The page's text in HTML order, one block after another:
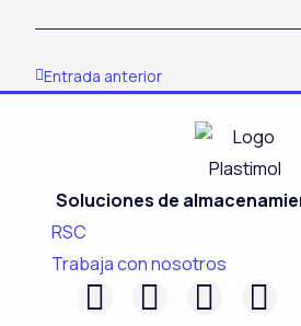
Entrada anterior
Soluciones de
RSC
Trabaja con nosotros
F L I Y